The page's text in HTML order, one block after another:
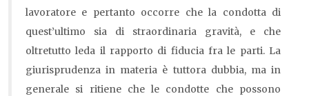
lavoratore e pertanto occorre che la condotta di
quest’ultimo sia di straordinaria gravità, e che
oltretutto leda il rapporto di fiducia fra le parti. La
giurisprudenza in materia è tuttora dubbia, ma in
generale si ritiene che le condotte che possono